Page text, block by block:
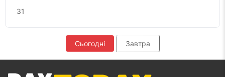
31
Сьогодні Завтра